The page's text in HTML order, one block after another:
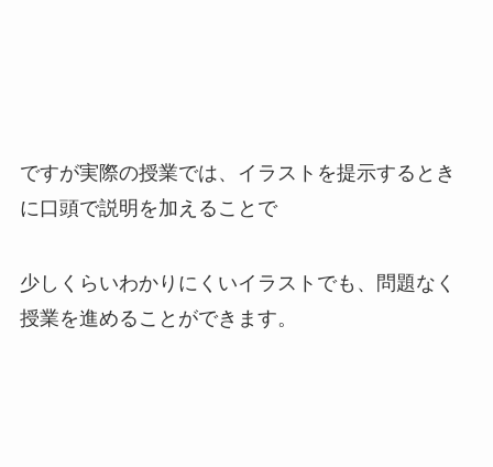
ですが実際の授業では、イラストを提示するとき
に口頭で説明を加えることで
少しくらいわかりにくいイラストでも、問題なく
授業を進めることができます。